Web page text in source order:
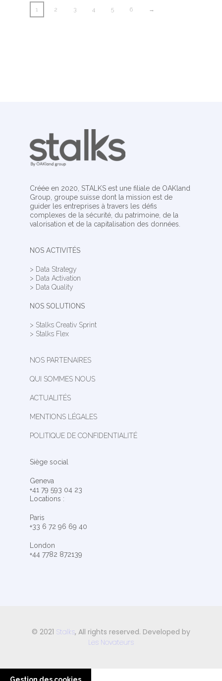
1 2 3 4 5 6 →
Créée en 2020, STALKS est une filiale de OAKland
Group, groupe suisse dont la mission est de
guider les entreprises à travers les défis
complexes de la sécurité, du patrimoine, de la
valorisation et de la capitalisation des données.
NOS ACTIVITÉS
> Data Strategy
> Data Activation
> Data Quality
NOS SOLUTIONS
> Stalks Creativ Sprint
> Stalks Flex
NOS PARTENAIRES
QUI SOMMES NOUS
ACTUALITÉS
MENTIONS LÉGALES
POLITIQUE DE CONFIDENTIALITÉ
Siège social
Geneva
+41 79 593 04 23
Locations :
Paris
+33 6 72 96 69 40
London
+44 7782 872139
© 2021 Stalks, All rights reserved. Developed by
Les Novateurs